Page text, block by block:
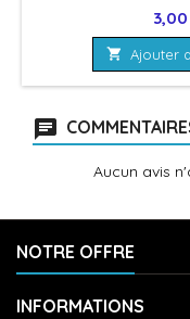
Prix
 Ajouter
Aucun avis
NOTRE OFFRE
INFORMATIONS